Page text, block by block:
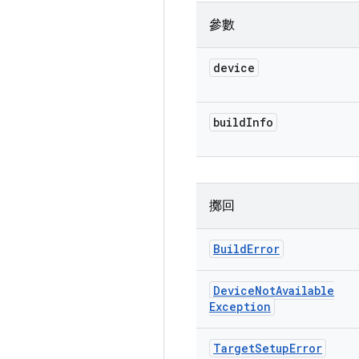
參數
device
buildInfo
擲回
BuildError
DeviceNotAvailable
Exception
TargetSetupError